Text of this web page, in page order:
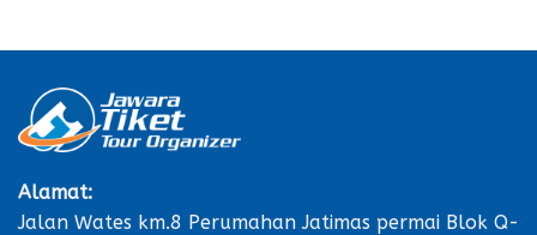
Alamat:
Jalan Wates km.8 Perumahan Jatimas permai Blok Q-